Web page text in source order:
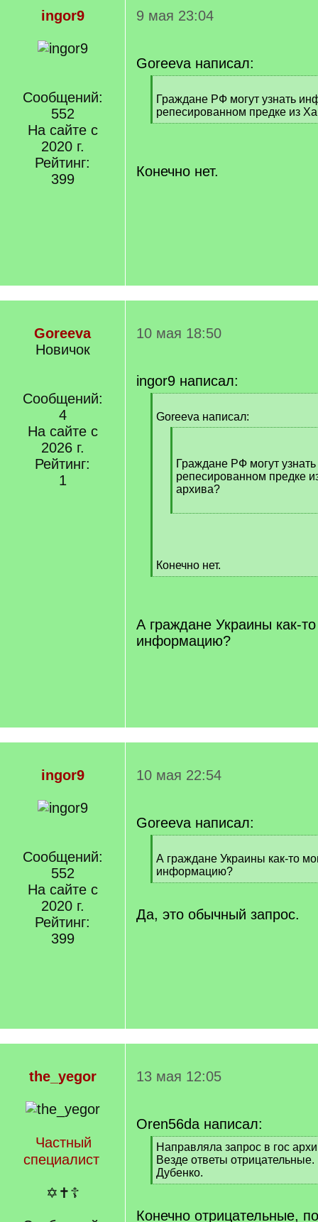
ingor9
Сообщений:
552
На сайте с
2020 г.
Рейтинг:
399
9 мая 23:04
Goreeva написал:
q
]
Граждане РФ могут узнать
репесированном предке из
[
Конечно нет.
Goreeva
Новичок
Сообщений:
4
На сайте с
2026 г.
Рейтинг:
1
10 мая 18:50
ingor9 написал:
q
Goreeva написал:
]Граждане РФ могут
репесированном предке
архива?
[
Конечно нет.
[
А граждане Украины как-то
информацию?
ingor9
Сообщений:
552
На сайте с
2020 г.
Рейтинг:
399
10 мая 22:54
Goreeva написал:
q
]
А граждане Украины как-то
информацию?
[
]
Да, это обычный запрос.
the_yegor
Частный
специалист
✡✝☦
13 мая 12:05
Oren56da написал:
[
q
]
Направляла запрос в гос
Везде ответы
Дубенко.
[
q
Конечно отрицательные,